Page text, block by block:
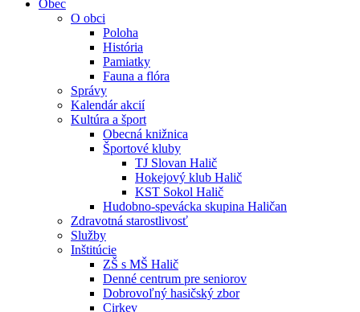
Obec
O obci
Poloha
História
Pamiatky
Fauna a flóra
Správy
Kalendár akcií
Kultúra a šport
Obecná knižnica
Športové kluby
TJ Slovan Halič
Hokejový klub Halič
KST Sokol Halič
Hudobno-spevácka skupina Haličan
Zdravotná starostlivosť
Služby
Inštitúcie
ZŠ s MŠ Halič
Denné centrum pre seniorov
Dobrovoľný hasičský zbor
Cirkev